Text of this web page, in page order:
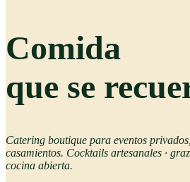
Comida
que se
Catering boutique para eventos
casamientos. Cocktails artesanales ·
cocina abierta.